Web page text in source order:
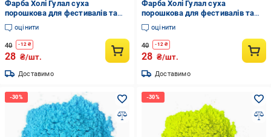
Фарба Холі Гулал суха
порошкова для фестивалів та
флешмобів 50 г Синій
оцінити
40 -12 ₴
28 ₴/шт.
Доставимо
Фарба Холі Гулал суха
порошкова для фестивалів та
флешмобів 50 г Вишневий
оцінити
40 -12₴
28 ₴/шт.
Доставимо